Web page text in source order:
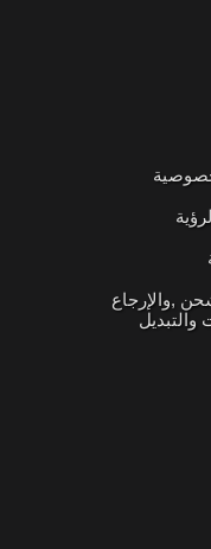
,والإرجاع
والتبديل